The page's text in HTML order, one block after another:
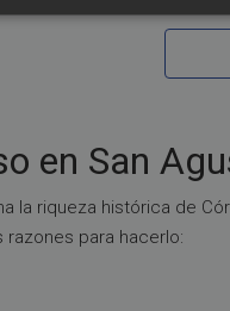
en San
la riqueza histórica de
para hacerlo: